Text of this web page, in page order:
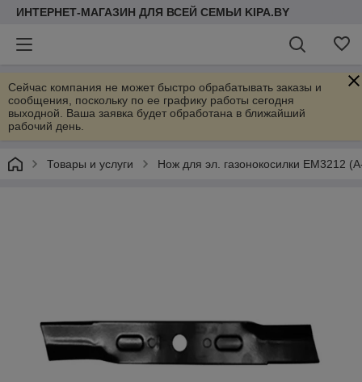
ИНТЕРНЕТ-МАГАЗИН ДЛЯ ВСЕЙ СЕМЬИ KIPA.BY
Сейчас компания не может быстро обрабатывать заказы и
сообщения, поскольку по ее графику работы сегодня
выходной. Ваша заявка будет обработана в ближайший
рабочий день.
Товары и услуги Нож для эл. газонокосилки ЕМ3212